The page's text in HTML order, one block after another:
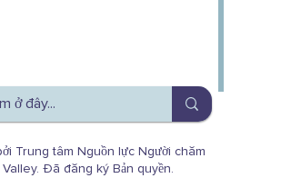
Trung tâm Nguồn lực Người chăm
Valley. Đã đăng ký Bản quyền.